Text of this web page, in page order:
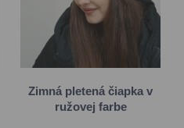
Zimná pletená čiapka v
ružovej farbe
Univerzálna